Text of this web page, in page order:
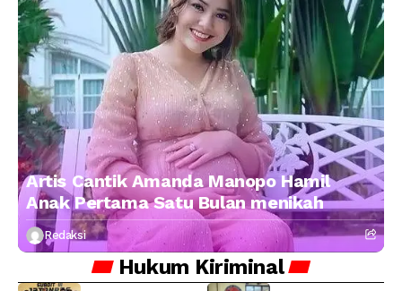
Artis Cantik Amanda Manopo Hamil
Anak Pertama Satu Bulan menikah
Redaksi
Hukum Kiriminal